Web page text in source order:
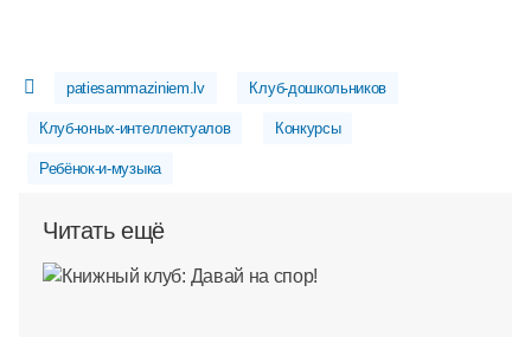
patiesammaziniem.lv Клуб-дошкольников
Клуб-юных-интеллектуалов Конкурсы
Ребёнок-и-музыка
Читать ещё